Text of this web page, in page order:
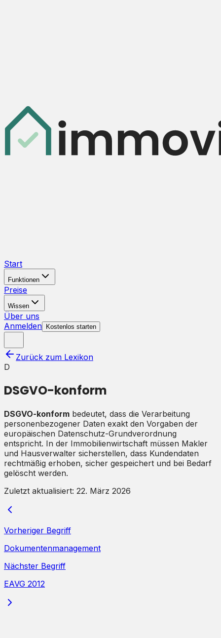
Start
Funktionen
Preise
Wissen
Über uns
Anmelden
Kostenlos starten
Zurück zum Lexikon
D
DSGVO-konform
DSGVO-konform bedeutet, dass die Verarbeitung
personenbezogener Daten exakt den Vorgaben der
europäischen Datenschutz-Grundverordnung
entspricht. In der Immobilienwirtschaft müssen Makler
und Hausverwalter sicherstellen, dass Kundendaten
rechtmäßig erhoben, sicher gespeichert und bei Bedarf
gelöscht werden.
Zuletzt aktualisiert: 22. März 2026
Vorheriger Begriff
Dokumentenmanagement
Nächster Begriff
EAVG 2012